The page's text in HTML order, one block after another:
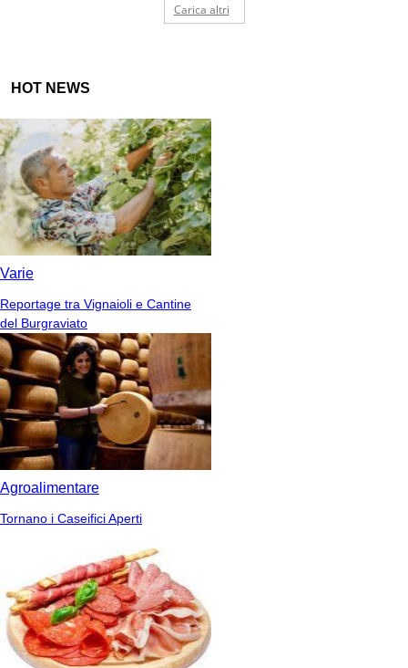
Carica altri
HOT NEWS
Varie
Reportage tra Vignaioli e Cantine
del Burgraviato
Agroalimentare
Tornano i Caseifici Aperti